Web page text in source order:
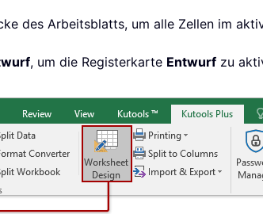
des Arbeitsblatts, um alle Zellen im
, um die Registerkarte Entwurf zu